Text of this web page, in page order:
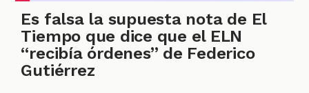
Es falsa la supuesta nota de El
Tiempo que dice que el ELN
“recibía órdenes” de Federico
Gutiérrez